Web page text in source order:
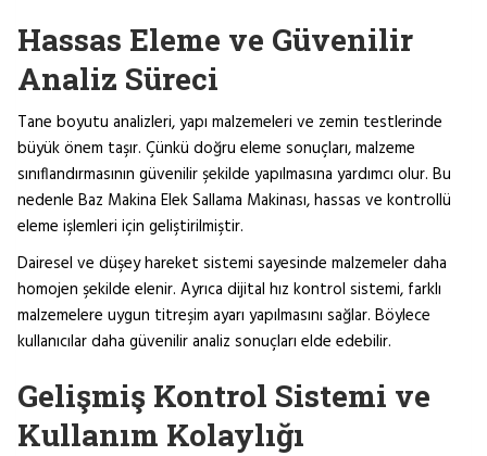
Hassas Eleme ve Güvenilir
Analiz Süreci
Tane boyutu analizleri, yapı malzemeleri ve zemin testlerinde
büyük önem taşır. Çünkü doğru eleme sonuçları, malzeme
sınıflandırmasının güvenilir şekilde yapılmasına yardımcı olur. Bu
nedenle Baz Makina Elek Sallama Makinası, hassas ve kontrollü
eleme işlemleri için geliştirilmiştir.
Dairesel ve düşey hareket sistemi sayesinde malzemeler daha
homojen şekilde elenir. Ayrıca dijital hız kontrol sistemi, farklı
malzemelere uygun titreşim ayarı yapılmasını sağlar. Böylece
kullanıcılar daha güvenilir analiz sonuçları elde edebilir.
Gelişmiş Kontrol Sistemi ve
Kullanım Kolaylığı